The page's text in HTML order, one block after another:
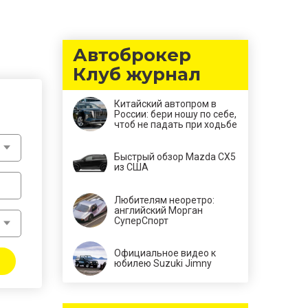
Автоброкер
Клуб журнал
Китайский автопром в
России: бери ношу по себе,
чтоб не падать при ходьбе
Быстрый обзор Mazda CX5
из США
Любителям неоретро:
английский Морган
СуперСпорт
Официальное видео к
юбилею Suzuki Jimny